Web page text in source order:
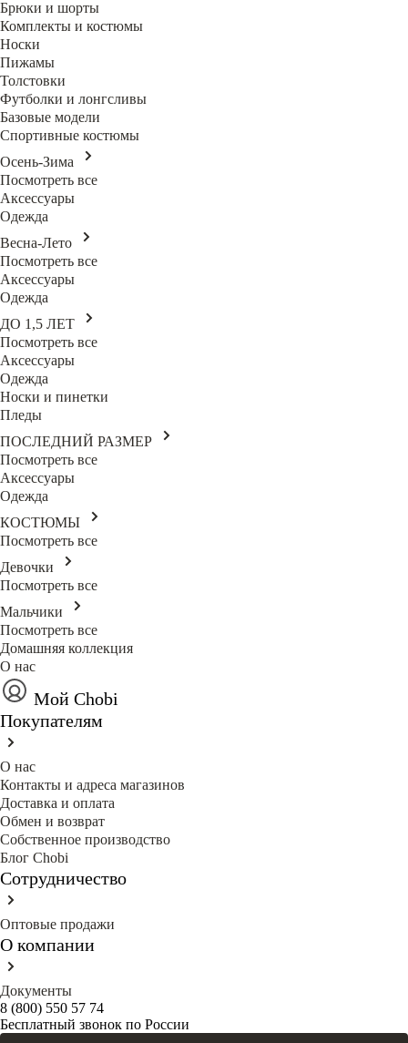
Брюки и шорты
Комплекты и костюмы
Носки
Пижамы
Толстовки
Футболки и лонгсливы
Базовые модели
Спортивные костюмы
Осень-Зима
Посмотреть все
Аксессуары
Одежда
Весна-Лето
Посмотреть все
Аксессуары
Одежда
ДО 1,5 ЛЕТ
Посмотреть все
Аксессуары
Одежда
Носки и пинетки
Пледы
ПОСЛЕДНИЙ РАЗМЕР
Посмотреть все
Аксессуары
Одежда
КОСТЮМЫ
Посмотреть все
Девочки
Посмотреть все
Мальчики
Посмотреть все
Домашняя коллекция
О нас
Мой Chobi
Покупателям
О нас
Контакты и адреса магазинов
Доставка и оплата
Обмен и возврат
Собственное производство
Блог Сhobi
Сотрудничество
Оптовые продажи
О компании
Документы
8 (800) 550 57 74
Бесплатный звонок по России